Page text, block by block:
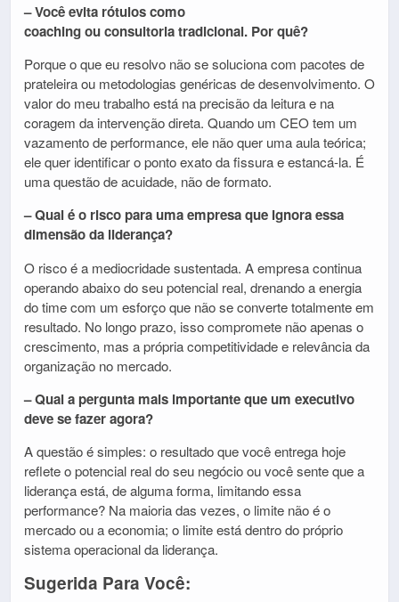
– Você evita rótulos como
coaching ou consultoria tradicional. Por quê?
Porque o que eu resolvo não se soluciona com pacotes de
prateleira ou metodologias genéricas de desenvolvimento. O
valor do meu trabalho está na precisão da leitura e na
coragem da intervenção direta. Quando um CEO tem um
vazamento de performance, ele não quer uma aula teórica;
ele quer identificar o ponto exato da fissura e estancá-la. É
uma questão de acuidade, não de formato.
– Qual é o risco para uma empresa que ignora essa
dimensão da liderança?
O risco é a mediocridade sustentada. A empresa continua
operando abaixo do seu potencial real, drenando a energia
do time com um esforço que não se converte totalmente em
resultado. No longo prazo, isso compromete não apenas o
crescimento, mas a própria competitividade e relevância da
organização no mercado.
– Qual a pergunta mais importante que um executivo
deve se fazer agora?
A questão é simples: o resultado que você entrega hoje
reflete o potencial real do seu negócio ou você sente que a
liderança está, de alguma forma, limitando essa
performance? Na maioria das vezes, o limite não é o
mercado ou a economia; o limite está dentro do próprio
sistema operacional da liderança.
Sugerida Para Você: